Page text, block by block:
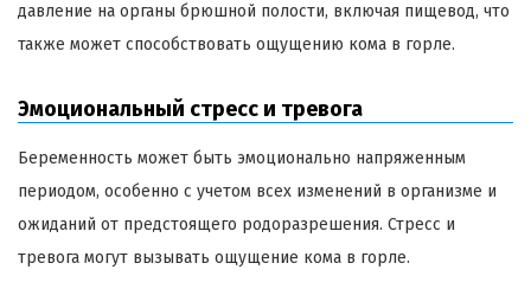
давление на органы брюшной полости, включая пищевод, что
также может способствовать ощущению кома в горле.
Эмоциональный стресс и тревога
Беременность может быть эмоционально напряженным
периодом, особенно с учетом всех изменений в организме и
ожиданий от предстоящего родоразрешения. Стресс и
тревога могут вызывать ощущение кома в горле.